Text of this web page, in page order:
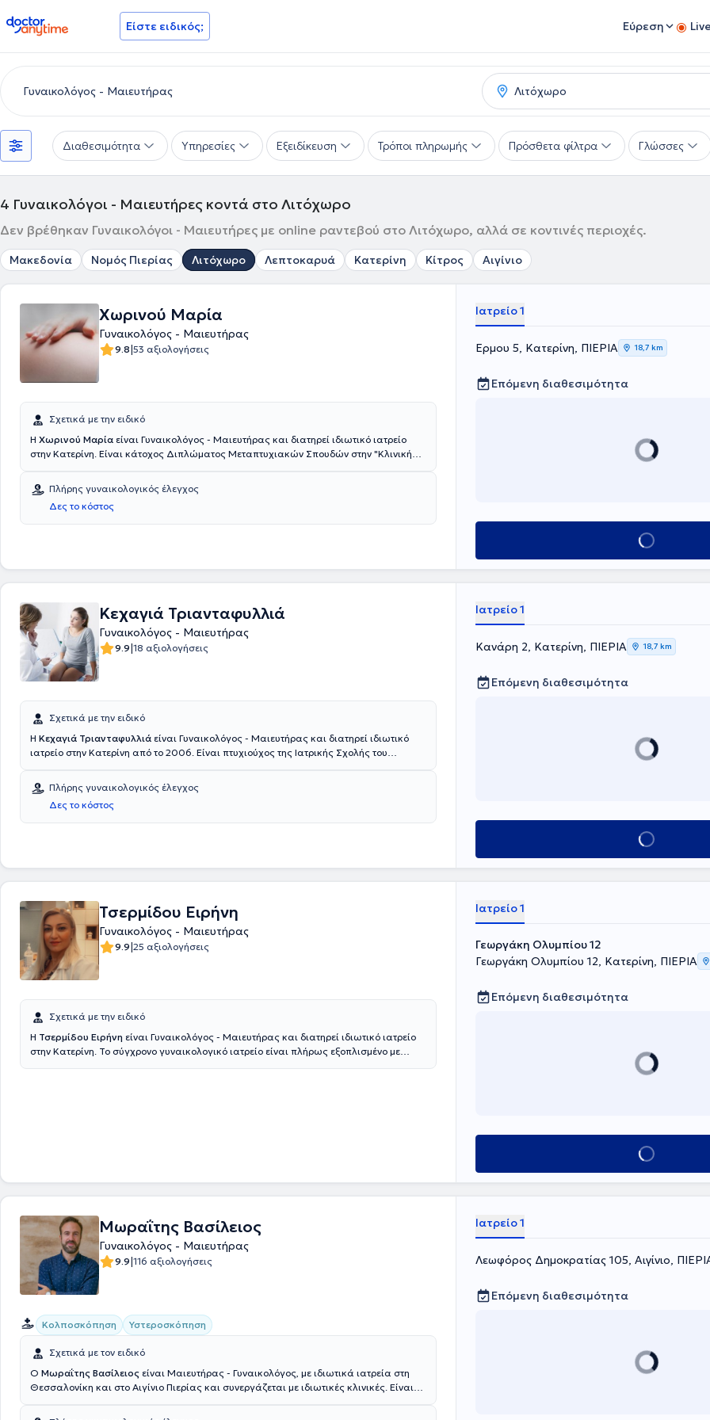
doctoranytime Είστε ειδικός; Εύρεση
Διαθεσιμότητα Υπηρεσίες Εξειδίκευση Τρόποι πληρωμής Πρόσθετα φίλτρα Γλώσσες
4 Γυναικολόγοι - Μαιευτήρες κοντά στο Λιτόχωρο
Δεν βρέθηκαν Γυναικολόγοι - Μαιευτήρες με online ραντεβού στο Λιτόχωρο, αλλά σε κοντινές περιοχές.
Μακεδονία Νομός Πιερίας Λιτόχωρο Λεπτοκαρυά Κατερίνη Κίτρος Αιγίνιο
Χωρινού Μαρία
Γυναικολόγος - Μαιευτήρας
9.8|53 αξιολογήσεις
Σχετικά με την ειδικό
H Χωρινού Μαρία είναι Γυναικολόγος - Μαιευτήρας και διατηρεί ιδιωτικό ιατρείο
στην Κατερίνη. Είναι κάτοχος Διπλώματος Μεταπτυχιακών Σπουδών στην "Κλινική
Πανεπιστημίου Θράκης και του Πανεπιστημίου Κρήτης και έχει ειδικευθεί στη
Μαιευτική - Γυναικολογική Κλινική του Πανεπιστημιακού Νοσοκομείου
Αλεξανδρούπολης. Στο ιδιωτικό της ιατρείο προσφέρει πλήθος υπηρεσιών, σεβόμενη
τις ιδιαίτερες ανάγκες της κάθε γυναίκας.
Πλήρης γυναικολογικός έλεγχος
Δες το κόστος
Ιατρείο 1
Ερμου 5, Κατερίνη, ΠΙΕΡΙΑ 18,7 km
Επόμενη διαθεσιμότητα
Κλείσε ραντεβού
Κεχαγιά Τριανταφυλλιά
Γυναικολόγος - Μαιευτήρας
9.9|18 αξιολογήσεις
Σχετικά με την ειδικό
Η Κεχαγιά Τριανταφυλλιά είναι Γυναικολόγος - Μαιευτήρας και διατηρεί ιδιωτικό
ιατρείο στην Κατερίνη από το 2006. Είναι πτυχιούχος της Ιατρικής Σχολής του
Μαιευτική στο Γενικό Νοσοκομείο Βέροιας, στο Γενικό Νοσοκομείο Κοζάνης καθώς
και στο Γενικό Νοσοκομείο Θεσσαλονίκης "Ιπποκράτειο". Τέλος, η γιατρός συμμετέχει
σε πλήθος συνεδρίων και σεμιναρίων που αφορούν την ειδικότητά της, με στόχο τη
συνεχή κατάρτιση και επιμόρφωση στον τομέα της.
Πλήρης γυναικολογικός έλεγχος
Δες το κόστος
Ιατρείο 1
Κανάρη 2, Κατερίνη, ΠΙΕΡΙΑ 18,7 km
Επόμενη διαθεσιμότητα
Κλείσε ραντεβού
Τσερμίδου Ειρήνη
Γυναικολόγος - Μαιευτήρας
9.9|25 αξιολογήσεις
Σχετικά με την ειδικό
Η Τσερμίδου Ειρήνη είναι Γυναικολόγος - Μαιευτήρας και διατηρεί ιδιωτικό ιατρείο
στην Κατερίνη. Το σύγχρονο γυναικολογικό ιατρείο είναι πλήρως εξοπλισμένο με
ουρογυναικολογία. Τέλος, διεξάγει γυναικολογικές επεμβάσεις, όπως
λαπαροσκοπηση, υστεροσκόπηση, πλαστική κόλπου, κολπική και κοιλιακή
Ιατρείο 1
Γεωργάκη Ολυμπίου 12
Γεωργάκη Ολυμπίου 12, Κατερίνη, ΠΙΕΡΙΑ
Επόμενη διαθεσιμότητα
Κλείσε ραντεβού
Μωραΐτης Βασίλειος
Γυναικολόγος - Μαιευτήρας
9.9|116 αξιολογήσεις
Κολποσκόπηση Υστεροσκόπηση
Σχετικά με τον ειδικό
Ο Μωραΐτης Βασίλειος είναι Μαιευτήρας - Γυναικολόγος, με ιδιωτικά ιατρεία στη
Θεσσαλονίκη και στο Αιγίνιο Πιερίας και συνεργάζεται με ιδιωτικές κλινικές. Είναι
Ειδικεύθηκε στη Μαιευτική - Γυναικολογία στο Πανεπιστημιακό Νοσοκομείο
Ιατρείο 1
Λεωφόρος Δημοκρατίας 105, Αιγίνιο,
Επόμενη διαθεσιμότητα